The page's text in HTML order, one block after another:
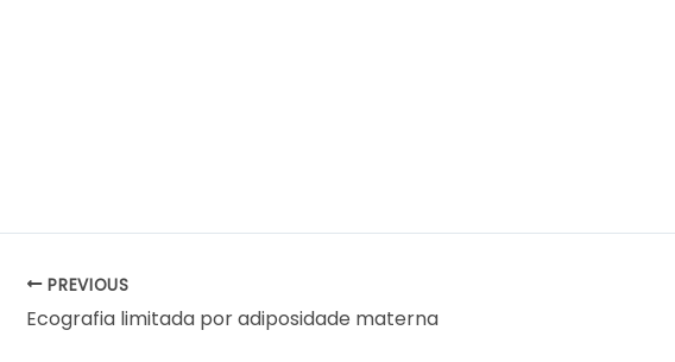
PREVIOUS
Ecografia limitada por adiposidade materna